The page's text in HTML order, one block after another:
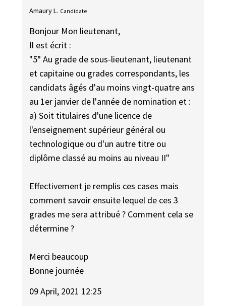
Amaury L. Candidate
Bonjour Mon lieutenant,
Il est écrit :
"5° Au grade de sous-lieutenant, lieutenant
et capitaine ou grades correspondants, les
candidats âgés d'au moins vingt-quatre ans
au 1er janvier de l'année de nomination et :
a) Soit titulaires d'une licence de
l'enseignement supérieur général ou
technologique ou d'un autre titre ou
diplôme classé au moins au niveau II"
Effectivement je remplis ces cases mais
comment savoir ensuite lequel de ces 3
grades me sera attribué ? Comment cela se
détermine ?
Merci beaucoup
Bonne journée
09 April, 2021 12:25